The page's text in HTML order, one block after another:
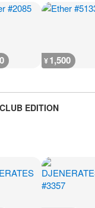
¥1,500
EDITION